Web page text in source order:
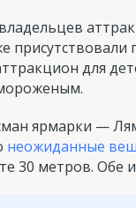
для
ярмарки —
неожиданные
30 метров. Обе